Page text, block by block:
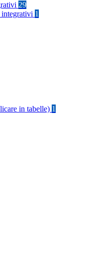
29
1
in tabelle) 1